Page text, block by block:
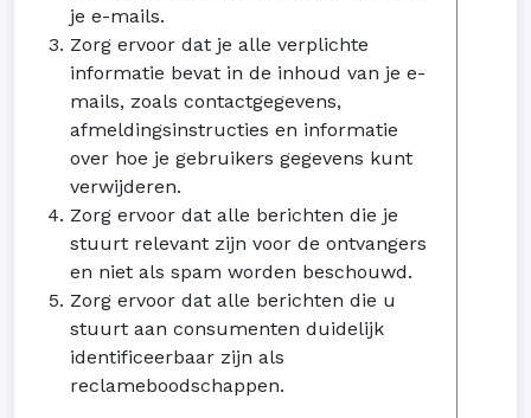
je e-mails.
Zorg ervoor dat je alle verplichte
informatie bevat in de inhoud van je e-
mails, zoals contactgegevens,
afmeldingsinstructies en informatie
over hoe je gebruikers gegevens kunt
verwijderen.
Zorg ervoor dat alle berichten die je
stuurt relevant zijn voor de ontvangers
en niet als spam worden beschouwd.
Zorg ervoor dat alle berichten die u
stuurt aan consumenten duidelijk
identificeerbaar zijn als
reclameboodschappen.